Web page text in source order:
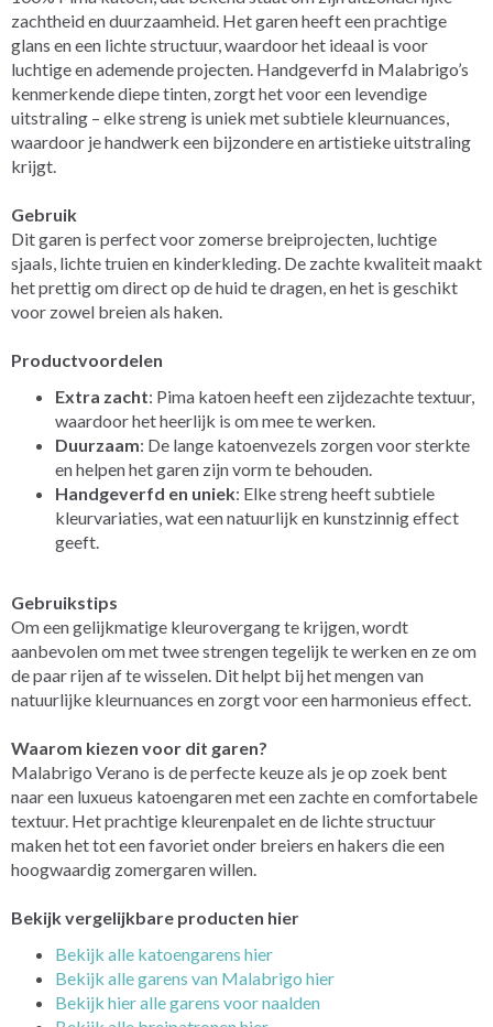
zachtheid en duurzaamheid. Het garen heeft een prachtige
glans en een lichte structuur, waardoor het ideaal is voor
luchtige en ademende projecten. Handgeverfd in Malabrigo’s
kenmerkende diepe tinten, zorgt het voor een levendige
uitstraling – elke streng is uniek met subtiele kleurnuances,
waardoor je handwerk een bijzondere en artistieke uitstraling
krijgt.
Gebruik
Dit garen is perfect voor zomerse breiprojecten, luchtige
sjaals, lichte truien en kinderkleding. De zachte kwaliteit maakt
het prettig om direct op de huid te dragen, en het is geschikt
voor zowel breien als haken.
Productvoordelen
Extra zacht: Pima katoen heeft een zijdezachte textuur,
waardoor het heerlijk is om mee te werken.
Duurzaam: De lange katoenvezels zorgen voor sterkte
en helpen het garen zijn vorm te behouden.
Handgeverfd en uniek: Elke streng heeft subtiele
kleurvariaties, wat een natuurlijk en kunstzinnig effect
geeft.
Gebruikstips
Om een gelijkmatige kleurovergang te krijgen, wordt
aanbevolen om met twee strengen tegelijk te werken en ze om
de paar rijen af te wisselen. Dit helpt bij het mengen van
natuurlijke kleurnuances en zorgt voor een harmonieus effect.
Waarom kiezen voor dit garen?
Malabrigo Verano is de perfecte keuze als je op zoek bent
naar een luxueus katoengaren met een zachte en comfortabele
textuur. Het prachtige kleurenpalet en de lichte structuur
maken het tot een favoriet onder breiers en hakers die een
hoogwaardig zomergaren willen.
Bekijk vergelijkbare producten hier
Bekijk alle katoengarens hier
Bekijk alle garens van Malabrigo hier
Bekijk hier alle garens voor naalden